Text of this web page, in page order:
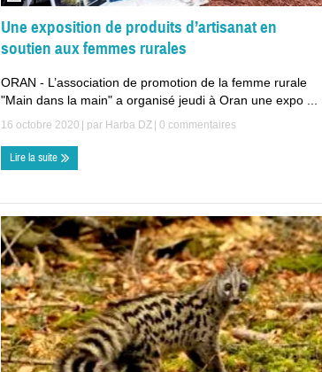
Une exposition de produits d’artisanat en
soutien aux femmes rurales
ORAN - L’association de promotion de la femme rurale
"Main dans la main" a organisé jeudi à Oran une expo ...
16 octobre 2020 | par Harba DZ 0 commentaires
Lire la suite